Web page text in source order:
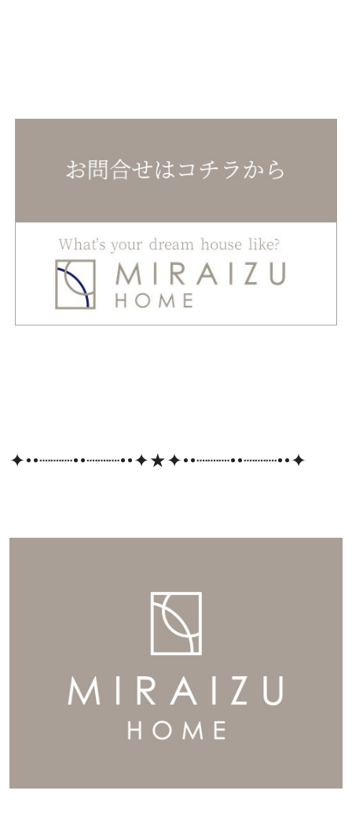
✦••┈┈┈••┈┈┈••✦★✦••┈┈┈••┈┈┈••✦